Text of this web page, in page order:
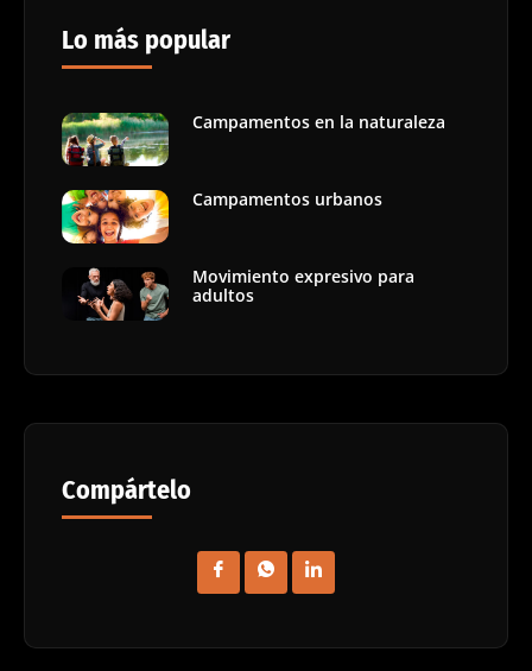
Lo más popular
Campamentos en la naturaleza
Campamentos urbanos
Movimiento expresivo para
adultos
Compártelo